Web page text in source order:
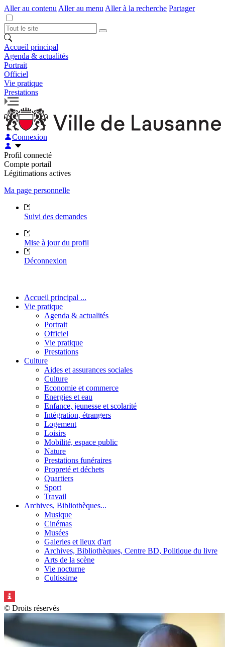
Aller au contenu Aller au menu Aller à la recherche Partager
Accueil principal
Agenda & actualités
Portrait
Officiel
Vie pratique
Prestations
Connexion
Profil connecté
Compte portail
Légitimations actives
Ma page personnelle
Suivi des demandes
Mise à jour du profil
Déconnexion
Accueil principal ...
Vie pratique
Agenda & actualités
Portrait
Officiel
Vie pratique
Prestations
Culture
Aides et assurances sociales
Culture
Economie et commerce
Energies et eau
Enfance, jeunesse et scolarité
Intégration, étrangers
Logement
Loisirs
Mobilité, espace public
Nature
Prestations funéraires
Propreté et déchets
Quartiers
Sport
Travail
Archives, Bibliothèques...
Musique
Cinémas
Musées
Galeries et lieux d'art
Archives, Bibliothèques, Centre BD, Politique du livre
Arts de la scène
Vie nocturne
Cultissime
© Droits réservés